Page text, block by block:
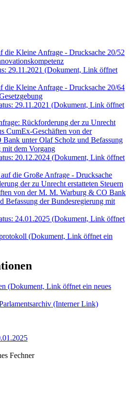
die Kleine Anfrage - Drucksache 20/52
29.11.2021 (Dokument, Link öffnet
die Kleine Anfrage - Drucksache 20/64
29.11.2021 (Dokument, Link öffnet
Rückforderung der zu Unrecht
CumEx-Geschäften von der
unter Olaf Scholz und Befassung
mit dem Vorgang
20.12.2024 (Dokument, Link öffnet
die Große Anfrage - Drucksache
der zu Unrecht erstatteten Steuern
von der M. M. Warburg & CO Bank
Befassung der Bundesregierung mit
24.01.2025 (Dokument, Link öffnet
(Dokument, Link öffnet ein
(Dokument, Link öffnet ein neues
(Interner Link)
Fechner